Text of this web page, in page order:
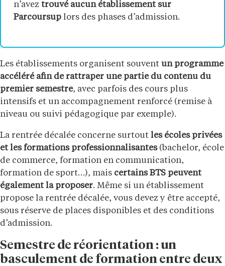
n’avez trouvé aucun établissement sur
Parcoursup lors des phases d’admission.
Les établissements organisent souvent un programme
accéléré afin de rattraper une partie du contenu du
premier semestre, avec parfois des cours plus
intensifs et un accompagnement renforcé (remise à
niveau ou suivi pédagogique par exemple).
La rentrée décalée concerne surtout les écoles privées
et les formations professionnalisantes(bachelor, école
de commerce, formation en communication,
formation de sport…), mais certains BTS peuvent
également la proposer. Même si un établissement
propose la rentrée décalée, vous devez y être accepté,
sous réserve de places disponibles et des conditions
d’admission.
Semestre de réorientation : un
basculement de formation entre deux